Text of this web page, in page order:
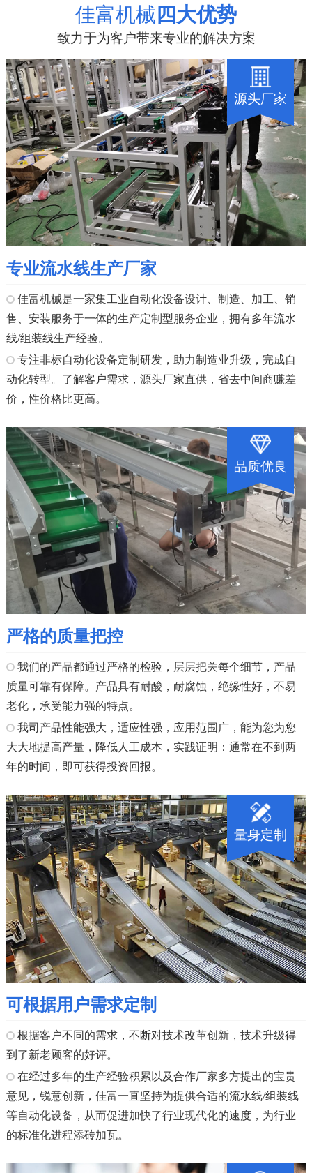
佳富机械 四大优势
致力于为客户带来专业的解决方案
源头厂家
专业流水线生产厂家
佳富机械是一家集工业自动化设备设计、制造、加工、销
售、安装服务于一体的生产定制型服务企业，拥有多年流水
线/组装线生产经验。
专注非标自动化设备定制研发，助力制造业升级，完成自
动化转型。了解客户需求，源头厂家直供，省去中间商赚差
价，性价格比更高。
品质优良
严格的质量把控
我们的产品都通过严格的检验，层层把关每个细节，产品
质量可靠有保障。产品具有耐酸，耐腐蚀，绝缘性好，不易
老化，承受能力强的特点。
我司产品性能强大，适应性强，应用范围广，能为您为您
大大地提高产量，降低人工成本，实践证明：通常在不到两
年的时间，即可获得投资回报。
量身定制
可根据用户需求定制
根据客户不同的需求，不断对技术改革创新，技术升级得
到了新老顾客的好评。
在经过多年的生产经验积累以及合作厂家多方提出的宝贵
意见，锐意创新，佳富一直坚持为提供合适的流水线/组装线
等自动化设备，从而促进加快了行业现代化的速度，为行业
的标准化进程添砖加瓦。